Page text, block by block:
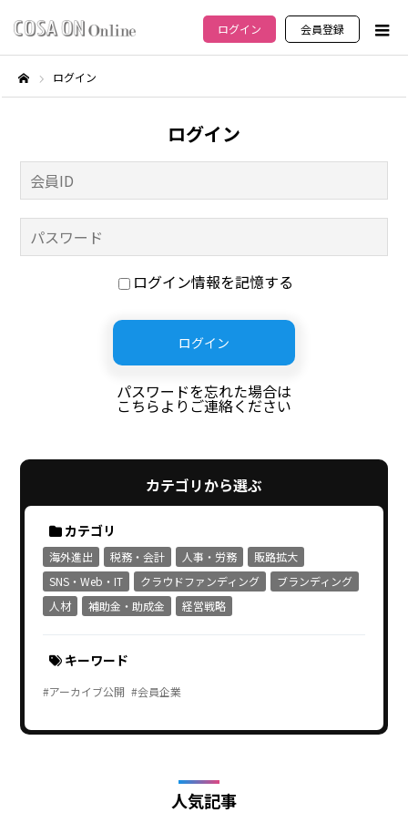
ログイン 会員登録
ログイン
ログイン
ログイン情報を記憶する
パスワードを忘れた場合は
こちらよりご連絡ください
カテゴリから選ぶ
カテゴリ
海外進出 税務・会計 人事・労務
販路拡大
SNS・Web・IT
クラウドファンディング
ブランディング
人材
補助金・助成金 経営戦略
キーワード
#アーカイブ公開 #会員企業
人気記事